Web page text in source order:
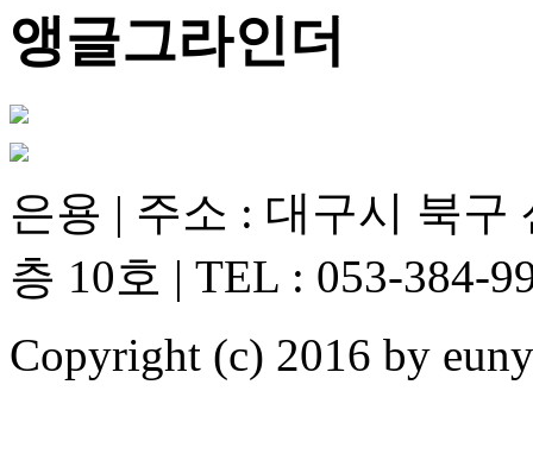
앵글그라인더
은용 | 주소 : 대구시 북구
층 10호 | TEL : 053-384-
Copyright (c) 2016 by